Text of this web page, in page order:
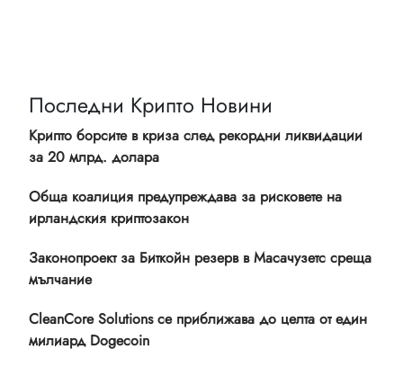
Последни Крипто Новини
Крипто борсите в криза след рекордни ликвидации
за 20 млрд. долара
Обща коалиция предупреждава за рисковете на
ирландския криптозакон
Законопроект за Биткойн резерв в Масачузетс среща
мълчание
CleanCore Solutions се приближава до целта от един
милиард Dogecoin